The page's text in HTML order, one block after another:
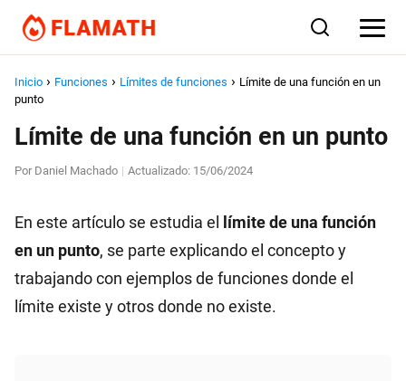
Inicio Funciones Límites de funciones
Límite de una función en un
punto
Límite de una función en un punto
Por Daniel Machado | Actualizado: 15/06/2024
En este artículo se estudia el
límite de una función
en un punto, se parte explicando el concepto y
trabajando con ejemplos de funciones donde el
límite existe y otros donde no existe.